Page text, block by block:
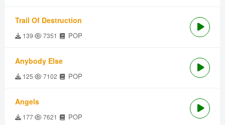
Trail Of Destruction
139 7351 POP
Anybody Else
125 7102 POP
Angels
177 7621 POP